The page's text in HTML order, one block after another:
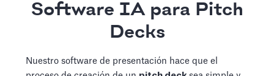
Software IA para Pitch
Decks
Nuestro software de presentación hace que el